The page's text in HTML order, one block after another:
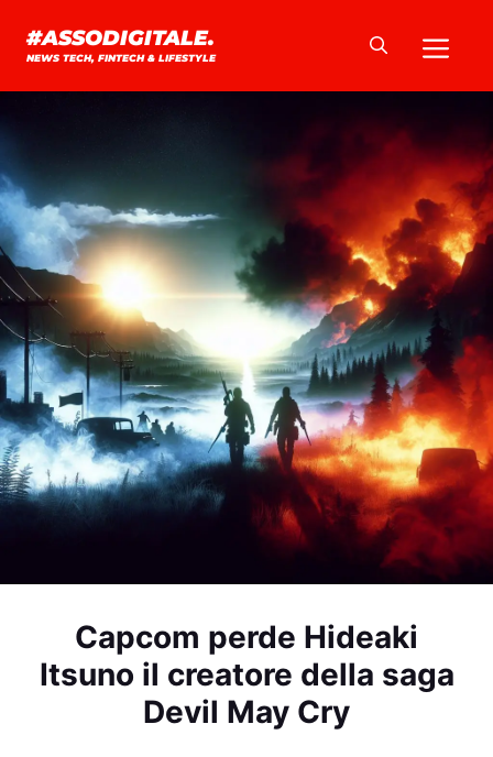
#ASSODIGITALE.
NEWS TECH, FINTECH & LIFESTYLE
Capcom perde Hideaki
Itsuno il creatore della saga
Devil May Cry